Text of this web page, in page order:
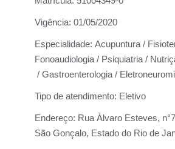
Vigência: 01/05/2020
Especialidade: Acupuntura /
Fonoaudiologia / Psiquiatria /
/ Gastroenterologia /
Tipo de atendimento: Eletivo
Endereço: Rua Àlvaro Esteves,
São Gonçalo, Estado do Rio de